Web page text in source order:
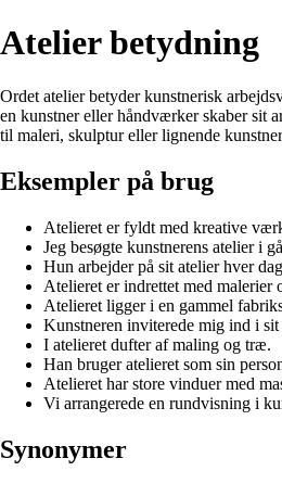
Atelier betydning
Ordet atelier betyder kunstnerisk
en kunstner eller håndværker skaber sit
til maleri, skulptur eller lignende
Eksempler på brug
Atelieret er fyldt med kreative
Jeg besøgte kunstnerens atelier i
Hun arbejder på sit atelier hver
Atelieret er indrettet med malerier
Atelieret ligger i en gammel
Kunstneren inviterede mig ind i sit
I atelieret dufter af maling og træ.
Han bruger atelieret som sin
Atelieret har store vinduer med
Vi arrangerede en rundvisning i
Synonymer